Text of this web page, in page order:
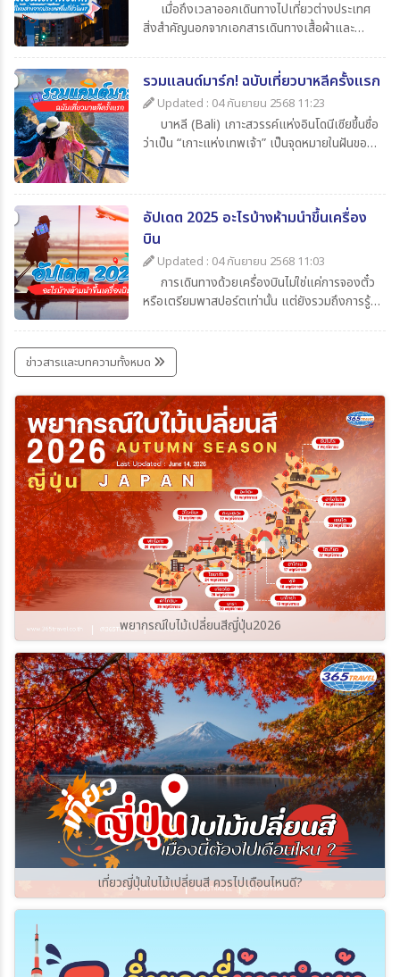
เมื่อถึงเวลาออกเดินทางไปเที่ยวต่างประเทศ
สิ่งสำคัญนอกจากเอกสารเดินทางเสื้อผ้าและ
ว่าต่างจากประเทศไทยกี่ชั่วโมงเพื่อจะได้ปรับ
นาฬิกาให้ตรงตามไทม์โซน และยังช่วยให้สื่อสาร
ตรงกับเมืองไทยโดยในบทความนี้ได้รวบรวมข้อมูล
น่าสนใจเกี่ยวกับเวลาที่ไทยต่างจากประเทศอื่น มา
รวมแลนด์มาร์ก! ฉบับเที่ยวบาหลีครั้งแรก
Updated : 04 กันยายน 2568 11:23
บาหลี (Bali) เกาะสวรรค์แห่งอินโดนีเซียขึ้นชื่อ
ว่าเป็น “เกาะแห่งเทพเจ้า” เป็นจุดหมายในฝันของ
สุด ๆ สำหรับใครที่กำลังจะไปบาหลีครั้งแรกและยัง
ไม่รู้จะเริ่มที่ไหน วันนี้ 365Travel(ทัวร์365วัน) ได้
รวม แลนด์มาร์กห้ามพลาด มาให้แล้ว
อัปเดต 2025 อะไรบ้างห้ามนำขึ้นเครื่อง
บิน
Updated : 04 กันยายน 2568 11:03
การเดินทางด้วยเครื่องบินไม่ใช่แค่การจองตั๋ว
หรือเตรียมพาสปอร์ตเท่านั้น แต่ยังรวมถึงการรู้
ต่อการถูกยึด ปรับ หรือถูกปฏิเสธการเดินทางได้
บทความนี้รวบรวมรายการ ล่าสุดปี 2025 มาให้ได้
เช็กกันก่อนเก็บกระเป๋าเที่ยว เพื่อให้การเดินทาง
ราบรื่นและปลอดภัยที่สุด ไปกับ
365Travel(ทัวร์365วัน)
ข่าวสารและบทความทั้งหมด
พยากรณ์ใบไม้เปลี่ยนสีญี่ปุ่น2026
เที่ยวญี่ปุ่นใบไม้เปลี่ยนสี ควรไปเดือนไหนดี?